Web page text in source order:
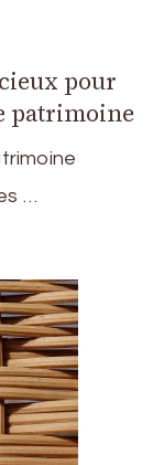
pour
patrimoine
…